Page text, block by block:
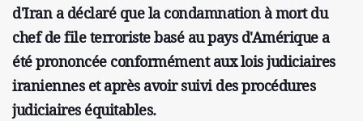
d'Iran a déclaré que la condamnation à mort du
chef de file terroriste basé au pays d'Amérique a
été prononcée conformément aux lois judiciaires
iraniennes et après avoir suivi des procédures
judiciaires équitables.